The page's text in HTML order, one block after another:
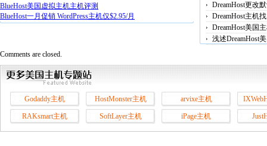
BlueHost美国虚拟主机主机评测
BlueHost一月促销 WordPress主机仅$2.95/月
DreamHost更改
DreamHost主机
DreamHost美国
浅述DreamHost
Comments are closed.
Godaddy主机 HostMonster主机 arvixe主机
RAKsmart主机 SoftLayer主机 iPage主机